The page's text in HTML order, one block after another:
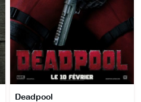
Deadpool